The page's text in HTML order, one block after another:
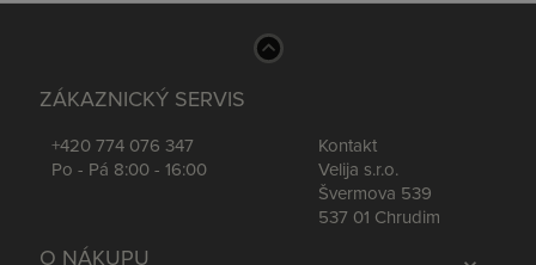
ZÁKAZNICKÝ SERVIS
+420 774 076 347
Po - Pá 8:00 - 16:00
Kontakt
Velija s.r.o.
Švermova 539
537 01 Chrudim
O NÁKUPU